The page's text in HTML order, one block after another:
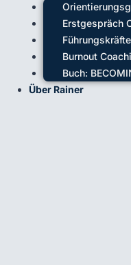
Erstgespräch
Burnout
Buch:
Über Rainer